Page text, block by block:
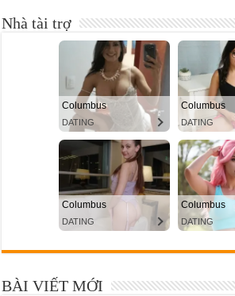
Nhà tài trợ
BÀI VIẾT MỚI